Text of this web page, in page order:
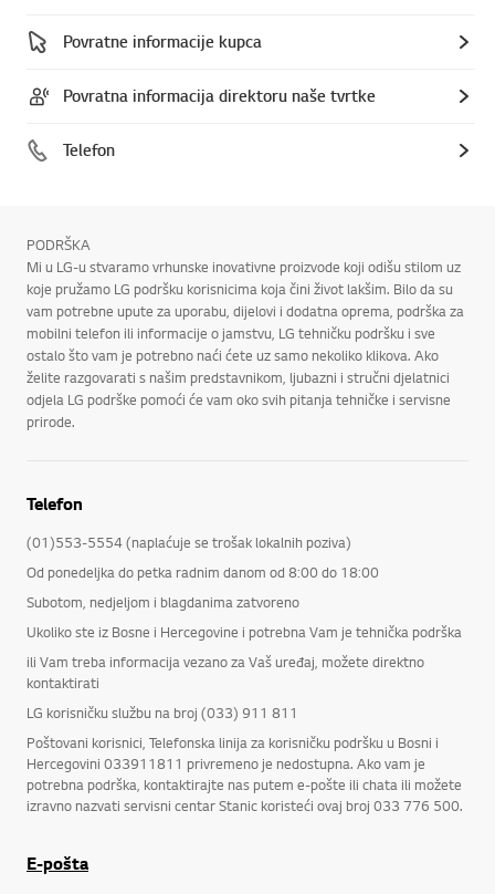
Povratne informacije kupca
Povratna informacija direktoru naše tvrtke
Telefon
PODRŠKA
Mi u LG-u stvaramo vrhunske inovativne proizvode koji odišu stilom uz
koje pružamo LG podršku korisnicima koja čini život lakšim. Bilo da su
vam potrebne upute za uporabu, dijelovi i dodatna oprema, podrška za
mobilni telefon ili informacije o jamstvu, LG tehničku podršku i sve
ostalo što vam je potrebno naći ćete uz samo nekoliko klikova. Ako
želite razgovarati s našim predstavnikom, ljubazni i stručni djelatnici
odjela LG podrške pomoći će vam oko svih pitanja tehničke i servisne
prirode.
Telefon
(01)553-5554 (naplaćuje se trošak lokalnih poziva)
Od ponedeljka do petka radnim danom od 8:00 do 18:00
Subotom, nedjeljom i blagdanima zatvoreno
Ukoliko ste iz Bosne i Hercegovine i potrebna Vam je tehnička podrška
ili Vam treba informacija vezano za Vaš uređaj, možete direktno
kontaktirati
LG korisničku službu na broj (033) 911 811
Poštovani korisnici, Telefonska linija za korisničku podršku u Bosni i
Hercegovini 033911811 privremeno je nedostupna. Ako vam je
potrebna podrška, kontaktirajte nas putem e-pošte ili chata ili možete
izravno nazvati servisni centar Stanic koristeći ovaj broj 033 776 500.
E-pošta